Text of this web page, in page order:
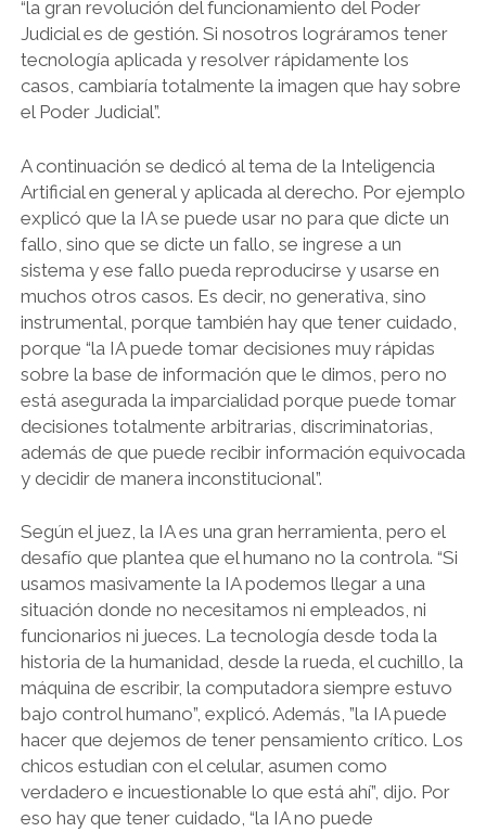
“la gran revolución del funcionamiento del Poder
Judicial es de gestión. Si nosotros lográramos tener
tecnología aplicada y resolver rápidamente los
casos, cambiaría totalmente la imagen que hay sobre
el Poder Judicial”.
A continuación se dedicó al tema de la Inteligencia
Artificial en general y aplicada al derecho. Por ejemplo
explicó que la IA se puede usar no para que dicte un
fallo, sino que se dicte un fallo, se ingrese a un
sistema y ese fallo pueda reproducirse y usarse en
muchos otros casos. Es decir, no generativa, sino
instrumental, porque también hay que tener cuidado,
porque “la IA puede tomar decisiones muy rápidas
sobre la base de información que le dimos, pero no
está asegurada la imparcialidad porque puede tomar
decisiones totalmente arbitrarias, discriminatorias,
además de que puede recibir información equivocada
y decidir de manera inconstitucional”.
Según el juez, la IA es una gran herramienta, pero el
desafío que plantea que el humano no la controla. “Si
usamos masivamente la IA podemos llegar a una
situación donde no necesitamos ni empleados, ni
funcionarios ni jueces. La tecnología desde toda la
historia de la humanidad, desde la rueda, el cuchillo, la
máquina de escribir, la computadora siempre estuvo
bajo control humano”, explicó. Además, ”la IA puede
hacer que dejemos de tener pensamiento crítico. Los
chicos estudian con el celular, asumen como
verdadero e incuestionable lo que está ahí”, dijo. Por
eso hay que tener cuidado, “la IA no puede